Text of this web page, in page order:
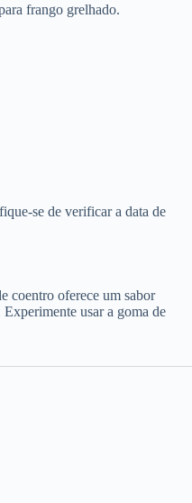
frango grelhado.
se de verificar a data de
coentro oferece um sabor
usar a goma de